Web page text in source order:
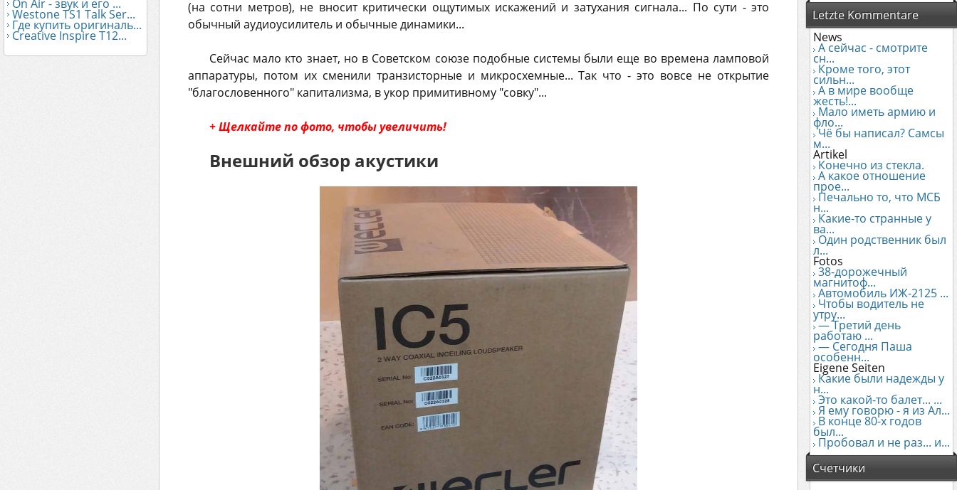
On Air - звук и его ...
Westone TS1 Talk Ser...
Где купить оригиналь...
Creative Inspire T12...
Letzte Kommentare
News
А сейчас - смотрите
сн...
Кроме того, этот
сильн...
А в мире вообще
жесть!...
Мало иметь армию и
фло...
Чё бы написал? Самсы
м...
Artikel
Конечно из стекла.
А какое отношение
прое...
Печально то, что МСБ
н...
Какие-то странные у
ва...
Один родственник был
л...
Fotos
38-дорожечный
магнитоф...
Автомобиль ИЖ-2125 ...
Чтобы водитель не
утру...
— Третий день
работаю ...
— Сегодня Паша
особенн...
Eigene Seiten
Какие были надежды у
н...
Это какой-то балет... ...
Я ему говорю - я из Ал...
В конце 80-х годов
был...
Пробовал и не раз... и...
Счетчики
(на сотни метров), не вносит критически ощутимых искажений и затухания сигнала... По сути - это
обычный аудиоусилитель и обычные динамики...
Сейчас мало кто знает, но в Советском союзе подобные системы были еще во времена ламповой
аппаратуры, потом их сменили транзисторные и микросхемные... Так что - это вовсе не открытие
"благословенного" капитализма, в укор примитивному "совку"...
+ Щелкайте по фото, чтобы увеличить!
Внешний обзор акустики